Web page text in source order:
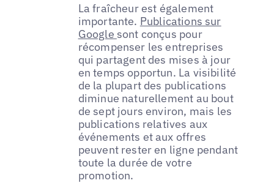
La fraîcheur est également
importante. Publications sur
Google sont conçus pour
récompenser les entreprises
qui partagent des mises à jour
en temps opportun. La visibilité
de la plupart des publications
diminue naturellement au bout
de sept jours environ, mais les
publications relatives aux
événements et aux offres
peuvent rester en ligne pendant
toute la durée de votre
promotion.